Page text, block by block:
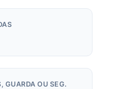
GUARDA OU SEG.